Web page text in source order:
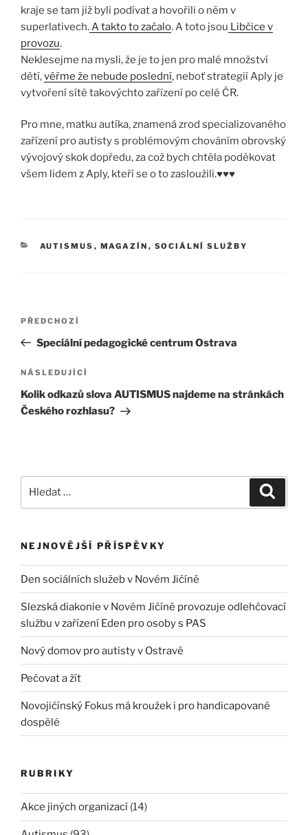
kraje se tam již byli podívat a hovořili o něm v
superlativech.A takto to začalo. A toto jsou Libčice v
provozu.
Neklesejme na mysli, že je to jen pro malé množství
dětí,věřme že nebude poslední, neboť strategií Aply je
vytvoření sítě takovýchto zařízení po celé ČR.
Pro mne, matku autíka, znamená zrod specializovaného
zařízení pro autisty s problémovým chováním obrovský
vývojový skok dopředu, za což bych chtěla poděkovat
všem lidem z Aply, kteří se o to zasloužili.♥♥♥
AUTISMUS , MAGAZÍN , SOCIÁLNÍ SLUŽBY
PŘEDCHOZÍ
Speciální pedagogické centrum Ostrava
NÁSLEDUJÍCÍ
Kolik odkazů slova AUTISMUS najdeme na stránkách
Českého rozhlasu?
NEJNOVĚJŠÍ PŘÍSPĚVKY
Den sociálních služeb v Novém Jičíně
Slezská diakonie v Novém Jičíně provozuje odlehčovací
službu v zařízení Eden pro osoby s PAS
Nový domov pro autisty v Ostravě
Pečovat a žít
Novojičínský Fokus má kroužek i pro handicapované
dospělé
RUBRIKY
Akce jiných organizací (14)